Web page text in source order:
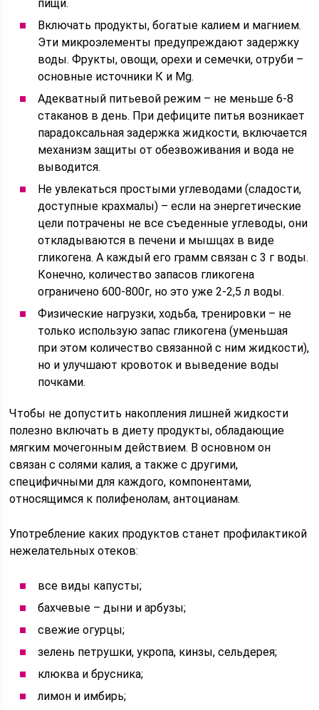
пищи.
Включать продукты, богатые калием и магнием.
Эти микроэлементы предупреждают задержку
воды. Фрукты, овощи, орехи и семечки, отруби –
основные источники К и Mg.
Адекватный питьевой режим – не меньше 6-8
стаканов в день. При дефиците питья возникает
парадоксальная задержка жидкости, включается
механизм защиты от обезвоживания и вода не
выводится.
Не увлекаться простыми углеводами (сладости,
доступные крахмалы) – если на энергетические
цели потрачены не все съеденные углеводы, они
откладываются в печени и мышцах в виде
гликогена. А каждый его грамм связан с 3 г воды.
Конечно, количество запасов гликогена
ограничено 600-800г, но это уже 2-2,5 л воды.
Физические нагрузки, ходьба, тренировки – не
только использую запас гликогена (уменьшая
при этом количество связанной с ним жидкости),
но и улучшают кровоток и выведение воды
почками.
Чтобы не допустить накопления лишней жидкости
полезно включать в диету продукты, обладающие
мягким мочегонным действием. В основном он
связан c солями калия, а также с другими,
специфичными для каждого, компонентами,
относящимся к полифенолам, антоцианам.
Употребление каких продуктов станет профилактикой
нежелательных отеков:
все виды капусты;
бахчевые – дыни и арбузы;
свежие огурцы;
зелень петрушки, укропа, кинзы, сельдерея;
клюква и брусника;
лимон и имбирь;